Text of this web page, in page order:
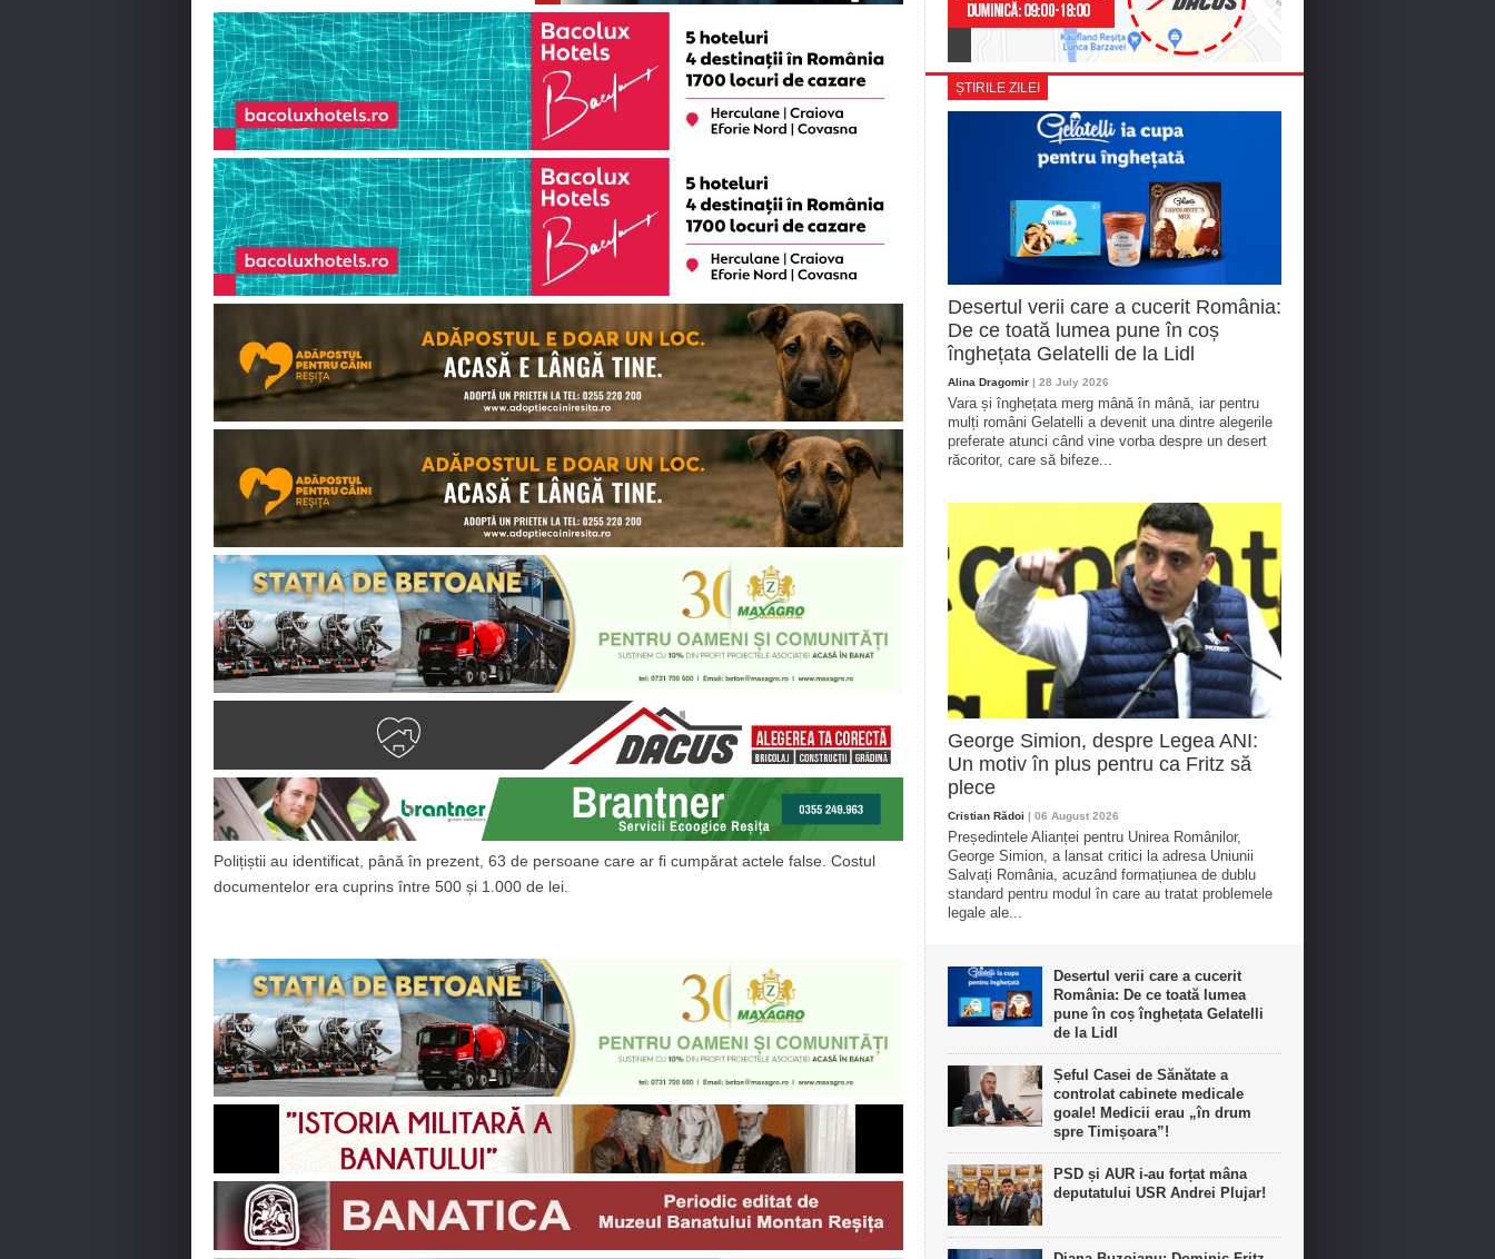
Polițiștii au identificat, până în prezent, 63 de persoane care ar fi cumpărat actele false. Costul
documentelor era cuprins între 500 și 1.000 de lei.
ȘTIRILE ZILEI
Desertul verii care a cucerit România:
De ce toată lumea pune în coș
înghețata Gelatelli de la Lidl
Alina Dragomir | 28 July 2026
Vara și înghețata merg mână în mână, iar pentru
mulți români Gelatelli a devenit una dintre alegerile
preferate atunci când vine vorba despre un desert
răcoritor, care să bifeze...
George Simion, despre Legea ANI:
Un motiv în plus pentru ca Fritz să
plece
Cristian Rădoi | 06 August 2026
Președintele Alianței pentru Unirea Românilor,
George Simion, a lansat critici la adresa Uniunii
Salvați România, acuzând formațiunea de dublu
standard pentru modul în care au tratat problemele
legale ale...
Desertul verii care a cucerit
România: De ce toată lumea
pune în coș înghețata Gelatelli
de la Lidl
Șeful Casei de Sănătate a
controlat cabinete medicale
goale! Medicii erau „în drum
spre Timișoara”!
PSD și AUR i-au forțat mâna
deputatului USR Andrei Plujar!